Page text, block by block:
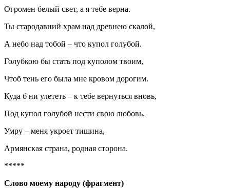
Огромен белый свет, а я тебе верна.
Ты стародавний храм над древнею скалой,
А небо над тобой – что купол голубой.
Голубкою бы стать под куполом твоим,
Чтоб тень его была мне кровом дорогим.
Куда б ни улететь – к тебе вернуться вновь,
Под купол голубой нести свою любовь.
Умру – меня укроет тишина,
Армянская страна, родная сторона.
*****
Слово моему народу (фрагмент)